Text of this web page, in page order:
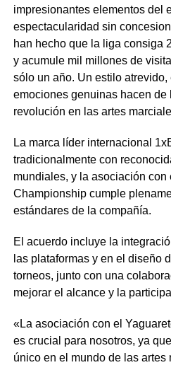
impresionantes elementos del
espectacularidad sin
han hecho que la liga consiga
y acumule mil millones de
sólo un año. Un estilo
emociones genuinas hacen de
revolución en las artes
La marca líder internacional
tradicionalmente con
mundiales, y la asociación con
Championship cumple
estándares de la compañía.
El acuerdo incluye la
las plataformas y en el diseño
torneos, junto con una
mejorar el alcance y la
«La asociación con el
es crucial para nosotros, ya
único en el mundo de las